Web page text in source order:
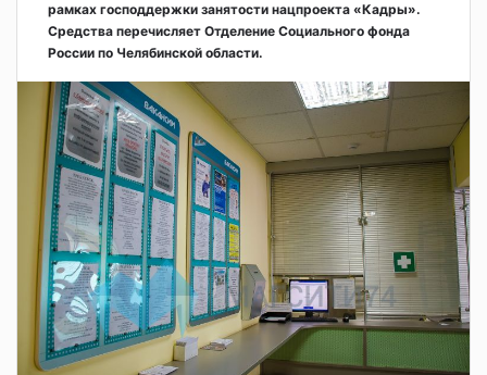
рамках господдержки занятости нацпроекта «Кадры».
Средства перечисляет Отделение Социального фонда
России по Челябинской области.